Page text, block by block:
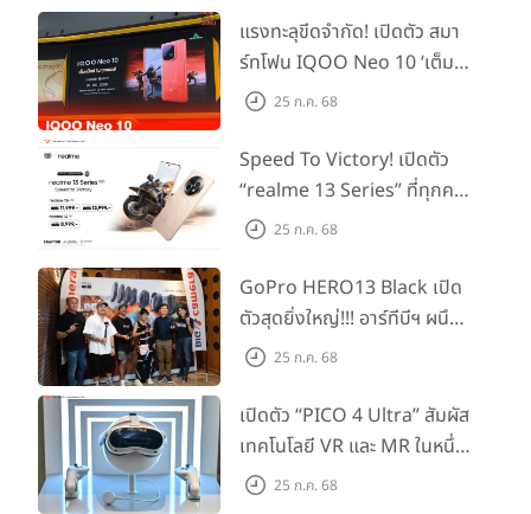
แรงทะลุขีดจำกัด! เปิดตัว สมา
ร์ทโฟน IQOO Neo 10 ‘เต็ม
แม็กซ์ในทุกแมตช์’ ในราคาเริ่ม
25 ก.ค. 68
Speed To Victory! เปิดตัว
“realme 13 Series” ที่ทุกคน
รอคอย อัพเกรดชิปเซ็ตตัวแรง
Dominator แห่งปี! ในราคา
เริ่มต้นเพียง 8,999 บาท
25 ก.ค. 68
GoPro HERO13 Black เปิด
ตัวสุดยิ่งใหญ่!!! อาร์ทีบีฯ ผนึก
กำลัง Big Camera และ
สร้างสรรค์ ‘GoPro...Go Pro
Creators’
25 ก.ค. 68
เปิดตัว “PICO 4 Ultra” สัมผัส
เทคโนโลยี VR และ MR ในหนึ่ง
เดียว ยกระดับการทำงานและ25 ก.ค. 68